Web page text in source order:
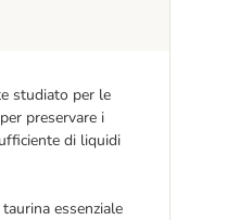
studiato per le
preservare i
di liquidi
taurina essenziale